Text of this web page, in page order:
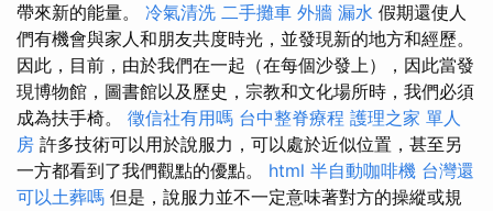
帶來新的能量。 冷氣清洗 二手攤車 外牆 漏水 假期還使人
們有機會與家人和朋友共度時光，並發現新的地方和經歷。
因此，目前，由於我們在一起（在每個沙發上），因此當發
現博物館，圖書館以及歷史，宗教和文化場所時，我們必須
成為扶手椅。 徵信社有用嗎 台中整脊療程 護理之家 單人
房 許多技術可以用於說服力，可以處於近似位置，甚至另
一方都看到了我們觀點的優點。 html 半自動咖啡機 台灣還
可以土葬嗎 但是，說服力並不一定意味著對方的操縱或規